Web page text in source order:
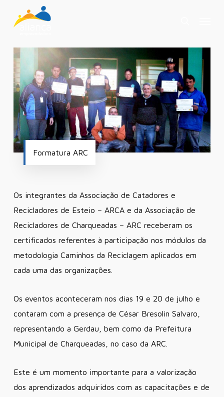
content
Formatura ARC
Os integrantes da Associação de Catadores e
Recicladores de Esteio – ARCA e da Associação de
Recicladores de Charqueadas – ARC receberam os
certificados referentes à participação nos módulos da
metodologia Caminhos da Reciclagem aplicados em
cada uma das organizações.
Os eventos aconteceram nos dias 19 e 20 de julho e
contaram com a presença de César Bresolin Salvaro,
representando a Gerdau, bem como da Prefeitura
Municipal de Charqueadas, no caso da ARC.
Este é um momento importante para a valorização
dos aprendizados adquiridos com as capacitações e de